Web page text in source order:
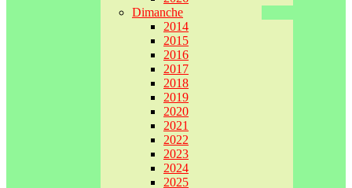
Dimanche
2014
2015
2016
2017
2018
2019
2020
2021
2022
2023
2024
2025